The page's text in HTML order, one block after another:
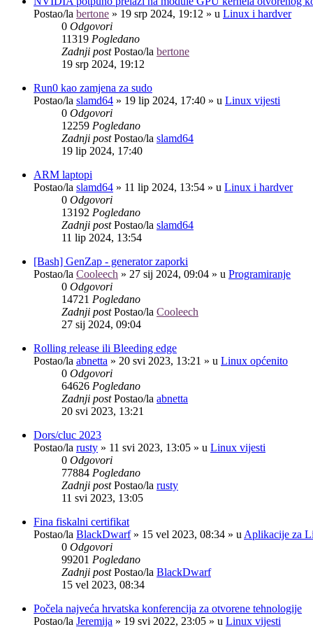
Postao/la bertone » 19 srp 2024, 19:12 » u Linux i hardver
0 Odgovori
11319 Pogledano
Zadnji postPostao/la bertone
19 srp 2024, 19:12
Run0 kao zamjena za sudo
Postao/la slamd64 » 19 lip 2024, 17:40 » u Linux vijesti
0 Odgovori
12259 Pogledano
Zadnji postPostao/la slamd64
19 lip 2024, 17:40
ARM laptopi
Postao/la slamd64 » 11 lip 2024, 13:54 » u Linux i hardver
0 Odgovori
13192 Pogledano
Zadnji postPostao/la slamd64
11 lip 2024, 13:54
[Bash] GenZap - generator zaporki
Postao/la Cooleech » 27 sij 2024, 09:04 » u Programiranje
0 Odgovori
14721 Pogledano
Zadnji postPostao/la Cooleech
27 sij 2024, 09:04
Rolling release ili Bleeding edge
Postao/la abnetta » 20 svi 2023, 13:21 » u Linux općenito
0 Odgovori
64626 Pogledano
Zadnji postPostao/la abnetta
20 svi 2023, 13:21
Dors/cluc 2023
Postao/la rusty » 11 svi 2023, 13:05 » u Linux vijesti
0 Odgovori
77884 Pogledano
Zadnji postPostao/la rusty
11 svi 2023, 13:05
Fina fiskalni certifikat
Postao/la BlackDwarf» 15 vel 2023, 08:34 » u Aplikacije za
0 Odgovori
99201 Pogledano
Zadnji postPostao/la BlackDwarf
15 vel 2023, 08:34
Počela najveća hrvatska konferencija za otvorene tehnologije
Postao/la Jeremija » 19 svi 2022, 23:05 » u Linux vijesti